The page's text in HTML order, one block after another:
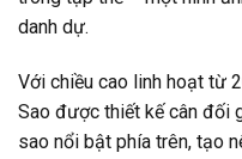
danh dự.
Với chiều cao linh hoạt từ
Sao được thiết kế cân đối
sao nổi bật phía trên, tạo